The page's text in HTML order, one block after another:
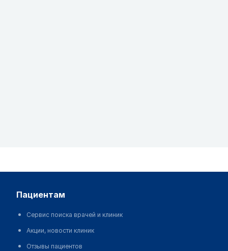
пациентам
Сервис поиска врачей и клиник
Акции, новости клиник
Отзывы пациентов